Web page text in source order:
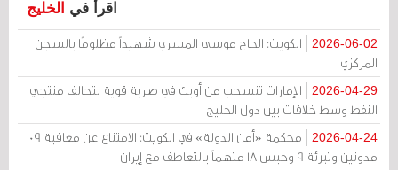
اقرأ في الخليج
2026-06-02
الكويت: الحاج موسى المسري شهيداً مظلومًا بالسجن
المركزي
2026-04-29
الإمارات تنسحب من أوبك في ضربة قوية لتحالف منتجي
النفط وسط خلافات بين دول الخليج
2026-04-24
محكمة «أمن الدولة» في الكويت: الامتناع عن معاقبة 109
مدونين وتبرئة 9 وحبس 18 متهماً بالتعاطف مع إيران